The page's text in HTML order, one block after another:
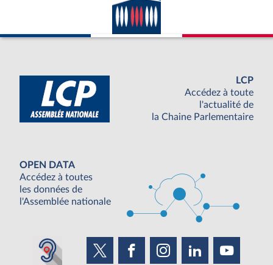
LCP
Accédez à toute
l'actualité de
la Chaine Parlementaire
OPEN DATA
Accédez à toutes
les données de
l'Assemblée nationale